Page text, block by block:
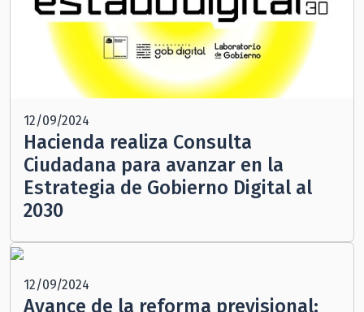
12/09/2024
Hacienda realiza Consulta
Ciudadana para avanzar en la
Estrategia de Gobierno Digital al
2030
12/09/2024
Avance de la reforma previsional: